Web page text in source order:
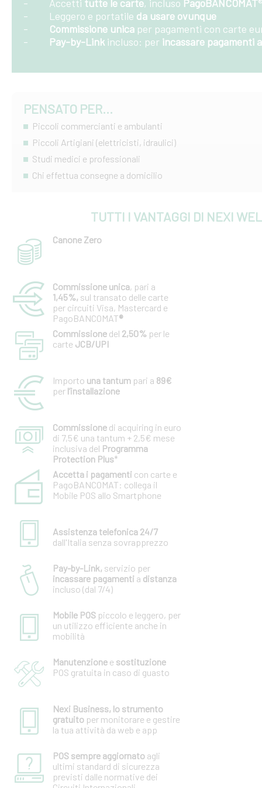
- Accetti tutte le carte, incluso PagoBANCOMAT
- Leggero e portatile da usare ovunque
- Commissione unica per pagamenti con carte
- Pay-by-Link incluso: per incassare pagamenti
PENSATO PER...
Piccoli commercianti e ambulanti
Piccoli Artigiani (elettricisti, idraulici)
Studi medici e professionali
Chi effettua consegne a domicilio
TUTTI I VANTAGGI DI NEXI
Canone Zero
Commissione unica, pari a
1,45%, sul transato delle carte
per circuiti Visa, Mastercard e
PagoBANCOMAT®
Commissione del 2,50% per le
carte JCB/UPI
Importo una tantum pari a 89€
per l’installazione
Commissione di acquiring in euro
di 7,5€ una tantum + 2,5€ mese
inclusiva del Programma
Protection Plus*
Accetta i pagamenti con carte e
PagoBANCOMAT: collega il
Mobile POS allo Smartphone
Assistenza telefonica 24/7
dall'Italia senza sovrapprezzo
Pay-by-Link, servizio per
incassare pagamenti a distanza
incluso (dal 7/4)
Mobile POS piccolo e leggero, per
un utilizzo efficiente anche in
mobilità
Manutenzione e sostituzione
POS gratuita in caso di guasto
Nexi Business, lo strumento
gratuito per monitorare e gestire
la tua attività da web e app
POS sempre aggiornato agli
ultimi standard di sicurezza
previsti dalle normative dei